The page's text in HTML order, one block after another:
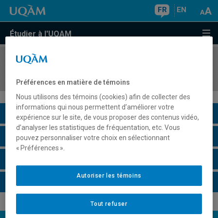
FR EN
Étudier à l'UQAM
COURS//
Description du cours
Horaire - Été 2026
Préférences en matière de témoins
Nous utilisons des témoins (cookies) afin de collecter des
informations qui nous permettent d’améliorer votre
expérience sur le site, de vous proposer des contenus vidéo,
d’analyser les statistiques de fréquentation, etc. Vous
pouvez personnaliser votre choix en sélectionnant
« Préférences ».
Tout refuser
Autoriser les témoins